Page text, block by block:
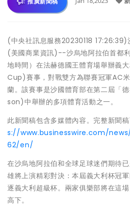
(中央社訊息服務20230118
(美國商業資訊)--沙烏地阿拉伯首都
地時間）在法赫德國王體育場舉辦
Cup)賽事，對戰雙方為聯賽冠軍AC
蘭。該賽事是沙國體育部在第二屆「
son)中舉辦的多項體育活動之一。
此新聞稿包含多媒體內容。完整新聞
s://www.businesswire.com/
62/en/
在沙烏地阿拉伯和全球足球迷們期待
雄將上演精彩對決：本屆義大利杯冠
逐義大利超級杯。兩家俱樂部將在這
高下。